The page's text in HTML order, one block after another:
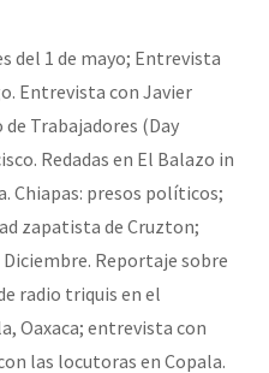
del 1 de mayo; Entrevista
Entrevista con Javier
Trabajadores (Day
Redadas en El Balazo in
Chiapas: presos políticos;
zapatista de Cruzton;
Reportaje sobre
radio triquis en el
Oaxaca; entrevista con
las locutoras en Copala.